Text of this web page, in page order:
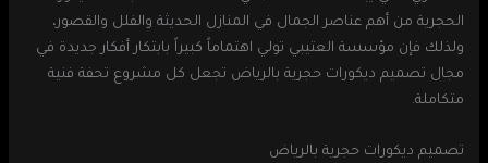
الحجرية من أهم عناصر الجمال في المنازل الحديثة والفلل والقصور،
ولذلك فإن مؤسسة العتيبي تولي اهتماماً كبيراً بابتكار أفكار جديدة في
مجال تصميم ديكورات حجرية بالرياض تجعل كل مشروع تحفة فنية
متكاملة.
تصميم ديكورات حجرية بالرياض